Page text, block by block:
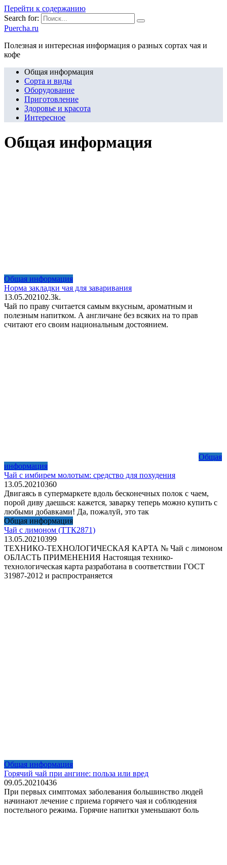
Перейти к содержанию
Search for:
Puercha.ru
Полезная и интересная информация о разных сортах чая и
кофе
Общая информация
Сорта и виды
Оборудование
Приготовление
Здоровье и красота
Интересное
Общая информация
Общая информация
Норма закладки чая для заваривания
13.05.202102.3k.
Чай по праву считается самым вкусным, ароматным и
полезным напитком. А англичане без всяких на то прав
считают его своим национальным достоянием.
Общая
информация
Чай с имбирем молотым: средство для похудения
13.05.20210360
Двигаясь в супермаркете вдоль бесконечных полок с чаем,
порой диву даешься: кажется, заварку теперь можно купить с
любыми добавками! Да, пожалуй, это так
Общая информация
Чай с лимоном (ТТК2871)
13.05.20210399
ТЕХНИКО-ТЕХНОЛОГИЧЕСКАЯ КАРТА № Чай с лимоном
ОБЛАСТЬ ПРИМЕНЕНИЯ Настоящая технико-
технологическая карта разработана в соответствии ГОСТ
31987-2012 и распространяется
Общая информация
Горячий чай при ангине: польза или вред
09.05.20210436
При первых симптомах заболевания большинство людей
начинают лечение с приема горячего чая и соблюдения
постельного режима. Горячие напитки уменьшают боль